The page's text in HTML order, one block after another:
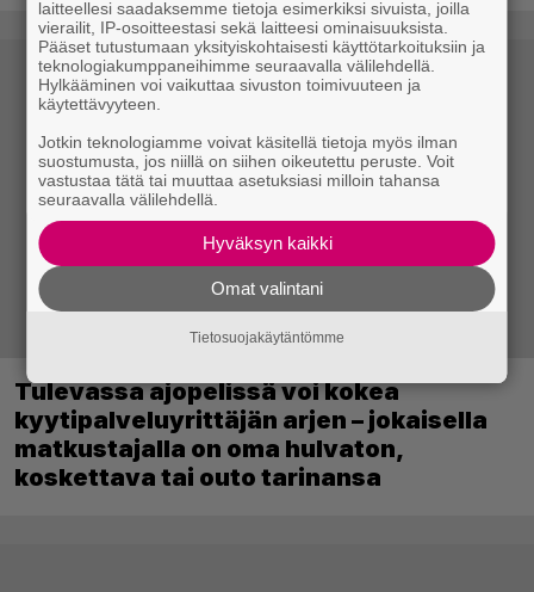
Tulevassa ajopelissä voi kokea
kyytipalveluyrittäjän arjen – jokaisella
matkustajalla on oma hulvaton,
koskettava tai outo tarinansa
laitteellesi saadaksemme tietoja esimerkiksi sivuista, joilla
vierailit, IP-osoitteestasi sekä laitteesi ominaisuuksista.
Pääset tutustumaan yksityiskohtaisesti käyttötarkoituksiin ja
teknologiakumppaneihimme seuraavalla välilehdellä.
Hylkääminen voi vaikuttaa sivuston toimivuuteen ja
käytettävyyteen.
Jotkin teknologiamme voivat käsitellä tietoja myös ilman
suostumusta, jos niillä on siihen oikeutettu peruste. Voit
vastustaa tätä tai muuttaa asetuksiasi milloin tahansa
seuraavalla välilehdellä.
Hyväksyn kaikki
Omat valintani
Tietosuojakäytäntömme